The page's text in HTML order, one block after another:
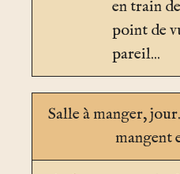
en train de
point de
pareil...
Salle à manger,
mangent